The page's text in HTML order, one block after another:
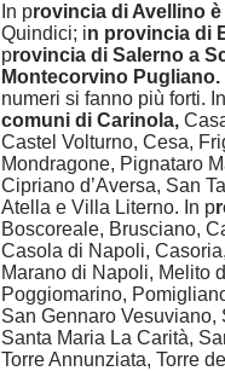
In provincia di Avellino
Quindici; in provincia di
provincia di Salerno a
Montecorvino
numeri si fanno più forti.
comuni di Carinola,
Castel Volturno, Cesa,
Mondragone, Pignataro
Cipriano d’Aversa, San
Atella e Villa Literno. In p
Boscoreale, Brusciano,
Casola di Napoli,
Marano di Napoli, Melito
Poggiomarino,
San Gennaro
Santa Maria La Carità,
Torre Annunziata, Torre